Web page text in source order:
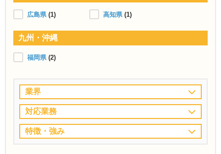
広島県 (1) 高知県 (1)
九州・沖縄
福岡県 (2)
業界
対応業務
特徴・強み